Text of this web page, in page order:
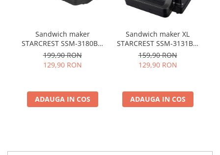
Sandwich maker
STARCREST SSM-3180BX,
800 W, 3 tipuri de placi
detasabile cu invelis
ceramic: grill / sandwich
Dimensiune placi 21.6 x
12 cm, Negru/Inox
199,90 RON
129,90 RON
ADAUGA IN COS
Sandwich maker XL
STARCREST SSM-3131BX,
1000 W, 3 placi
detasabile antiadezive:
sandwich, waffle si grill,
159,90 RON
129,90 RON
ADAUGA IN COS